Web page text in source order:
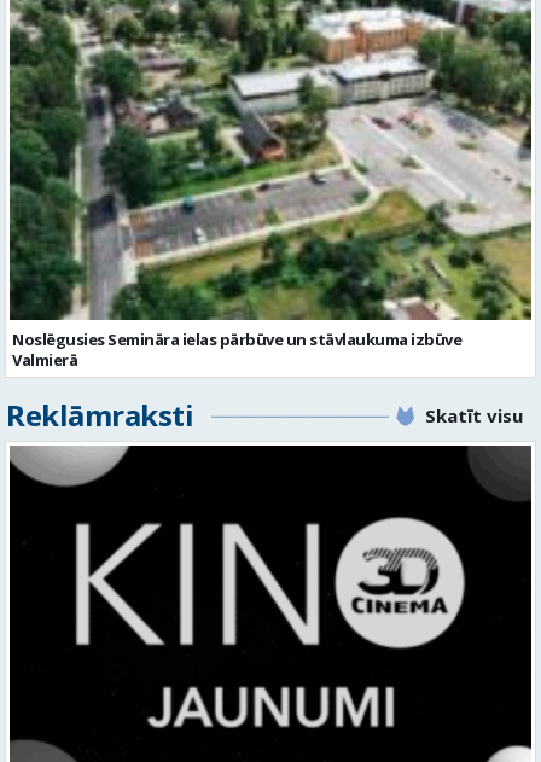
Noslēgusies Semināra ielas pārbūve un stāvlaukuma izbūve
Valmierā
Reklāmraksti Skatīt visu